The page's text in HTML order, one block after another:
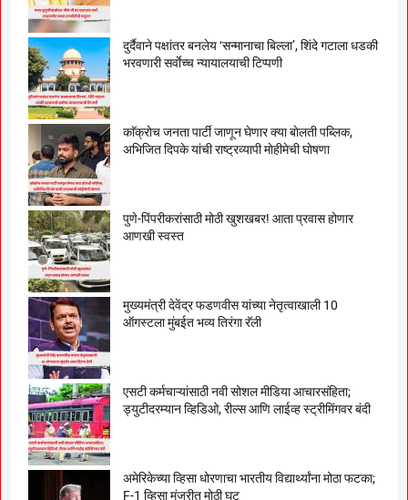
दुर्दैवाने पक्षांतर बनलेय ‘सन्मानाचा बिल्ला’, शिंदे गटाला धडकी
भरवणारी सर्वाेच्च न्यायालयाची टिप्पणी
काॅक्राेच जनता पार्टी जाणून घेणार क्या बाेलती पब्लिक,
अभिजित दिपके यांची राष्ट्रव्यापी माेहीमेची घाेषणा
पुणे-पिंपरीकरांसाठी मोठी खुशखबर! आता प्रवास होणार
आणखी स्वस्त
मुख्यमंत्री देवेंद्र फडणवीस यांच्या नेतृत्वाखाली 10
ऑगस्टला मुंबईत भव्य तिरंगा रॅली
एसटी कर्मचाऱ्यांसाठी नवी सोशल मीडिया आचारसंहिता;
ड्युटीदरम्यान व्हिडिओ, रील्स आणि लाईव्ह स्ट्रीमिंगवर बंदी
अमेरिकेच्या व्हिसा धोरणाचा भारतीय विद्यार्थ्यांना मोठा फटका;
F-1 व्हिसा मंजुरीत मोठी घट